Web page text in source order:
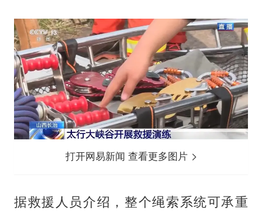
打开网易新闻 查看更多图片
据救援人员介绍，整个绳索系统可承重